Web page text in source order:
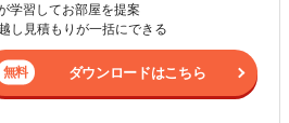
学習してお部屋を提案
し見積もりが一括にできる
ダウンロードはこちら